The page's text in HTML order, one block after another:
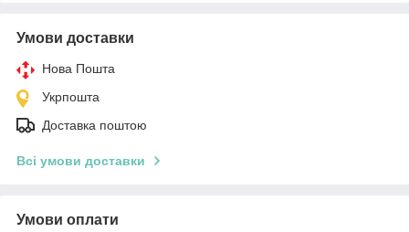
Умови доставки
Нова Пошта
Укрпошта
Доставка поштою
Всі умови доставки
Умови оплати